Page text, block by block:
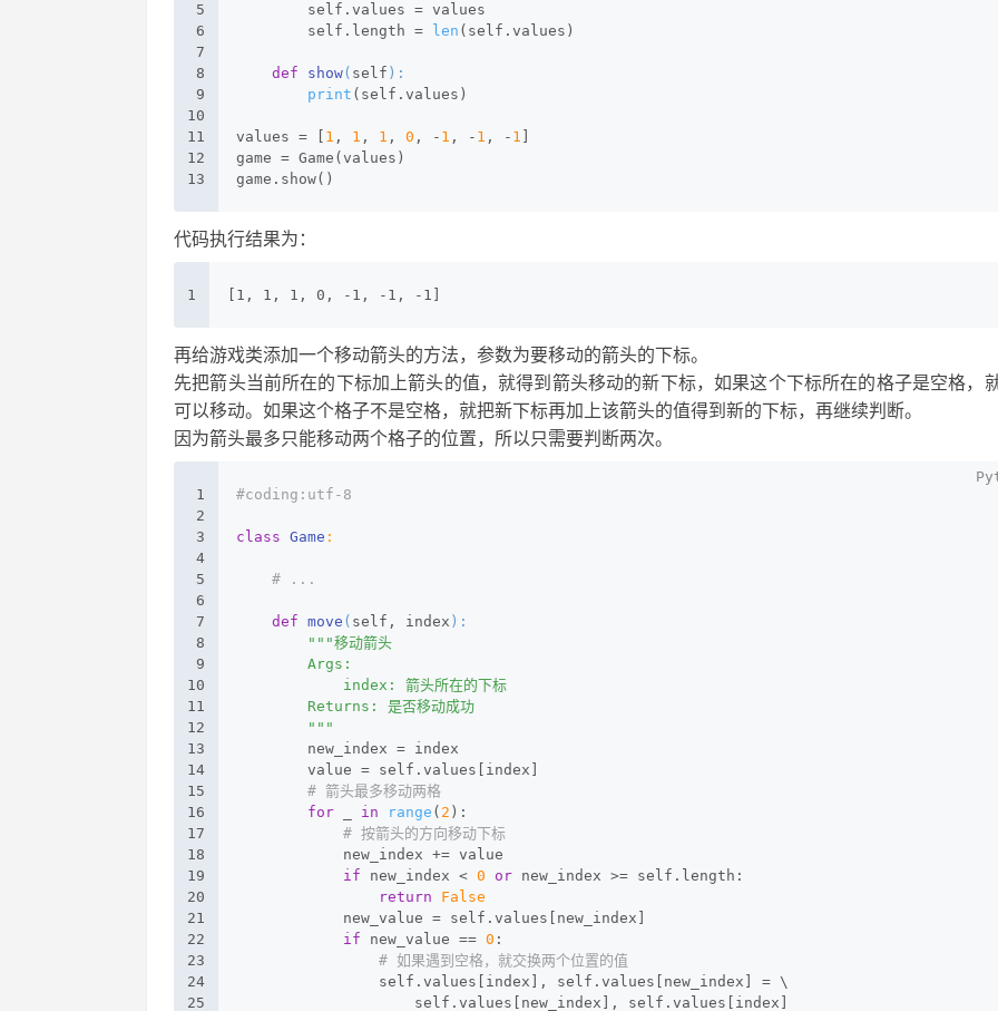
5
6
7
8
9
10
11
12
13
        self.values = values
        self.length =
len (self.values)
def show( self ):
print (self.values)
values = [ 1 , 1 , 1 , 0 , - 1 , - 1 , - 1
game = Game(values)
game.show()
代码执行结果为：
1 [1, 1, 1, 0, -1, -1, -1]
再给游戏类添加一个移动箭头的方法，参数为要移动的箭头的下标。
先把箭头当前所在的下标加上箭头的值，就得到箭头移动的新下标，如果这个下标所在的格子是空格，
可以移动。如果这个格子不是空格，就把新下标再加上该箭头的值得到新的下标，再继续判断。
因为箭头最多只能移动两个格子的位置，所以只需要判断两次。
1
2
3
4
5
6
7
8
9
10
11
12
13
14
15
16
17
18
19
20
21
22
23
24
25
#coding:utf-8
class Game :
# ...
def move ( self, index ):
"""移动箭头
        Args:
            index: 箭头所在的下标
        Returns: 是否移动成功
        """
        new_index = index
        value = self.values[index]
# 箭头最多移动两格
for
in range ( 2 ):
# 按箭头的方向移动下标
            new_index += value
if new_index < 0 or new_index >= self.length:
return
False
            new_value = self.values[new_index]
if new_value == 0 :
# 如果遇到空格，就交换两个位置的值
                self.values[index], self.values[new_index] = \
                    self.values[new_index], self.values[index]